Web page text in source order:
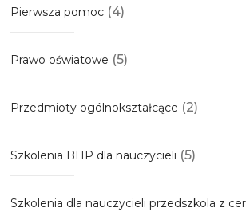
Pierwsza pomoc (4)
Prawo oświatowe (5)
Przedmioty ogólnokształcące (2)
Szkolenia BHP dla nauczycieli (5)
Szkolenia dla nauczycieli przedszkola z